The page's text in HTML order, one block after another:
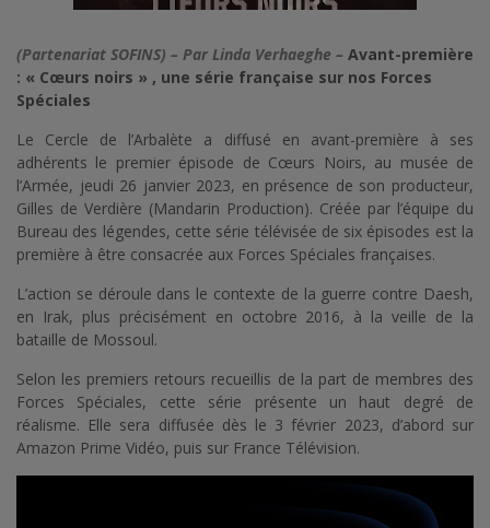
(Partenariat SOFINS) – Par Linda Verhaeghe – Avant-première
: « Cœurs noirs » , une série française sur nos Forces
Spéciales
Le Cercle de l’Arbalète a diffusé en avant-première à ses
adhérents le premier épisode de Cœurs Noirs, au musée de
l’Armée, jeudi 26 janvier 2023, en présence de son producteur,
Gilles de Verdière (Mandarin Production). Créée par l’équipe du
Bureau des légendes, cette série télévisée de six épisodes est la
première à être consacrée aux Forces Spéciales françaises.
L’action se déroule dans le contexte de la guerre contre Daesh,
en Irak, plus précisément en octobre 2016, à la veille de la
bataille de Mossoul.
Selon les premiers retours recueillis de la part de membres des
Forces Spéciales, cette série présente un haut degré de
réalisme. Elle sera diffusée dès le 3 février 2023, d’abord sur
Amazon Prime Vidéo, puis sur France Télévision.